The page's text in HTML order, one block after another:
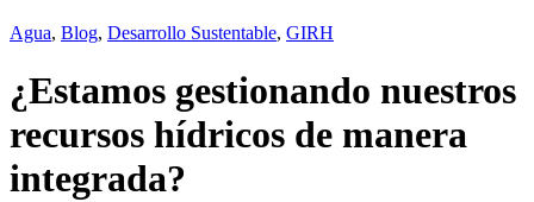
Agua, Blog, Desarrollo Sustentable, GIRH
¿Estamos gestionando nuestros
recursos hídricos de manera
integrada?